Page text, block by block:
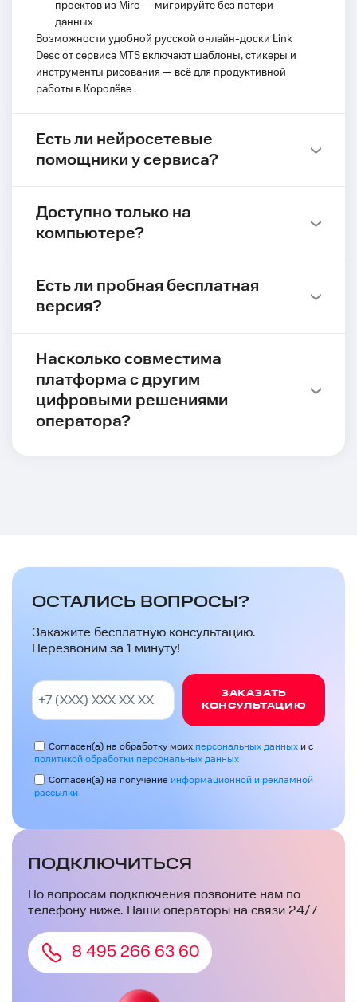
проектов из Miro — мигрируйте без потери
данных
Возможности удобной русской онлайн-доски Link
Desc от сервиса MTS включают шаблоны, стикеры и
инструменты рисования — всё для продуктивной
работы в Королёве .
Есть ли нейросетевые
помощники у сервиса?
Доступно только на
компьютере?
Есть ли пробная бесплатная
версия?
Насколько совместима
платформа с другим
цифровыми решениями
оператора?
ОСТАЛИСЬ ВОПРОСЫ?
Закажите бесплатную консультацию.
Перезвоним за 1 минуту!
ЗАКАЗАТЬ
КОНСУЛЬТАЦИЮ
Согласен(а) на обработку моих персональных данных и с
политикой обработки персональных данных
Согласен(а) на получение информационной и рекламной
рассылки
ПОДКЛЮЧИТЬСЯ
По вопросам подключения позвоните нам по
телефону ниже. Наши операторы на связи 24/7
8 495 266 63 60